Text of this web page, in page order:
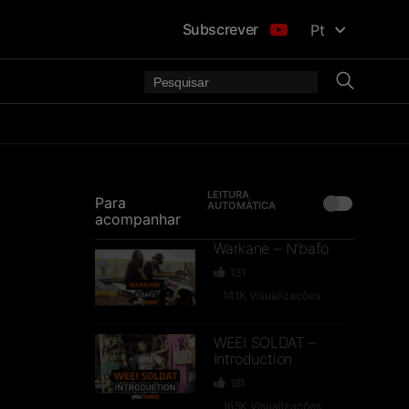
Subscrever Pt
Para
acompanhar
LEITURA
AUTOMÁTICA
Warkane – N’bafo
131
14.1K Visualizações
WEEI SOLDAT –
Introduction
181
16.5K Visualizações